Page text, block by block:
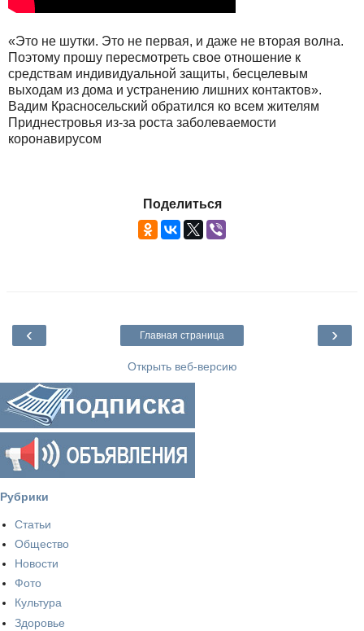
«Это не шутки. Это не первая, и даже не вторая волна.
Поэтому прошу пересмотреть свое отношение к
средствам индивидуальной защиты, бесцелевым
выходам из дома и устранению лишних контактов».
Вадим Красносельский обратился ко всем жителям
Приднестровья из-за роста заболеваемости
коронавирусом
Поделиться
‹ ›
Главная страница
Открыть веб-версию
Рубрики
Статьи
Общество
Новости
Фото
Культура
Здоровье